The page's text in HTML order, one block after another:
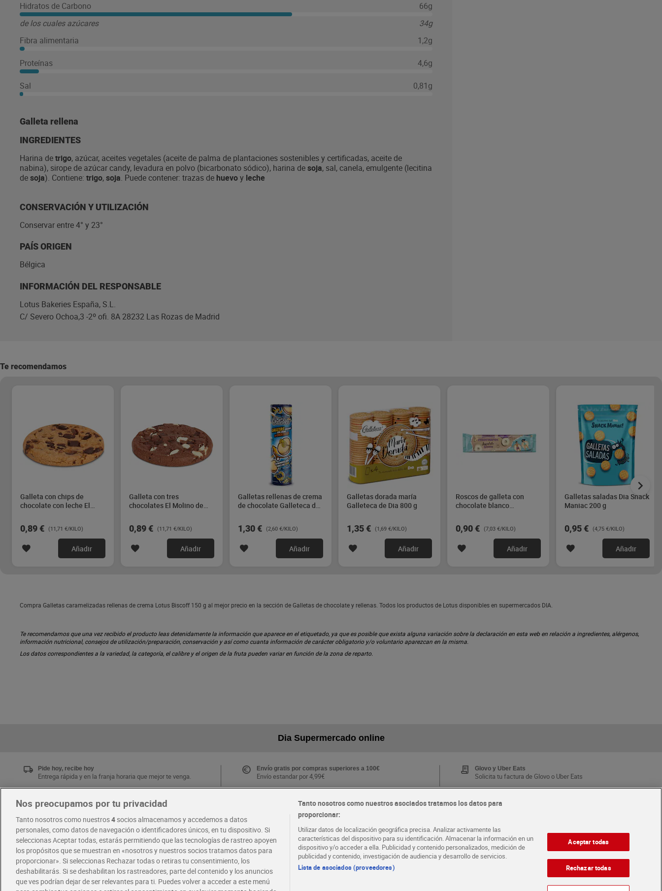
Hidratos de Carbono
66g
de los cuales azúcares
34g
Fibra alimentaria
1,2g
Proteínas 4,6g
Sal 0,81g
Galleta rellena
INGREDIENTES
Harina detrigo, azúcar, aceites vegetales (aceite de palma de plantaciones sostenibles y certificadas, aceite de
nabina), sirope de azúcar candy, levadura en polvo (bicarbonato sódico), harina desoja, sal, canela, emulgente (lecitina
desoja). Contiene: trigo,soja. Puede contener: trazas de huevoy leche
CONSERVACIÓN Y UTILIZACIÓN
Conservar entre 4° y 23°
PAÍS ORIGEN
Bélgica
INFORMACIÓN DEL RESPONSABLE
Lotus Bakeries España, S.L.
C/ Severo Ochoa,3 -2º ofi. 8A 28232 Las Rozas de Madrid
Te recomendamos
Galleta con chips de
chocolate con leche El
0,89 € (11,71 €/KILO)
Añadir
Galleta con tres
chocolates El Molino de
0,89 € (11,71 €/KILO)
Añadir
Galletas rellenas de crema
de chocolate Galleteca de
1,30 € (2,60 €/KILO)
Añadir
Galletas dorada maría
Galleteca de Dia 800 g
1,35 € (1,69 €/KILO)
Añadir
Roscos de galleta con
chocolate blanco
Dia 128 g
0,90 € (7,03 €/KILO)
Añadir
Galletas saladas Dia Snack
Maniac 200 g
0,95 € (4,75 €/KILO)
Añadir
Compra Galletas caramelizadas rellenas de crema Lotus Biscoff 150 g al mejor precio en la sección de Galletas de chocolate y rellenas. Todos los productos de Lotus disponibles en supermercados DIA.
Te recomendamos que una vez recibido el producto leas detenidamente la información que aparece en el etiquetado, ya que es posible que exista alguna variación sobre la declaración en esta web en relación a ingredientes, alérgenos,
información nutricional, consejos de utilización/preparación, conservación y así como cuanta información de carácter obligatorio y/o voluntario aparezcan en la misma.
Los datos correspondientes a la variedad, la categoría, el calibre y el origen de la fruta pueden variar en función de la zona de reparto.
Dia Supermercado online
Pide hoy, recibe hoy
Entrega rápida y en la franja horaria que mejor te venga.
Envío gratis por compras superiores a 100€
Envío estandar por 4,99€
Glovo y Uber Eats
Solicita tu factura de Glovo o Uber Eats
Disfruta las ventajas y ofertas exclusivas.
Descárgate la APP Dia
Folletos y Tiendas
cercana
¡Solicita tu tarjeta de crédito aquí!
RECETAS · COMER MEJOR CADA DIA · EMPLEO
Nos preocupamos por tu privacidad
Tanto nosotros como nuestros4socios almacenamos y accedemos a datos
personales, como datos de navegación o identificadores únicos, en tu dispositivo. Si
seleccionas Aceptar todas, estarás permitiendo que las tecnologías de rastreo apoyen
los propósitos que se muestran en «nosotros y nuestros socios tratamos datos para
proporcionar». Si seleccionas Rechazar todas o retiras tu consentimiento, los
deshabilitarás. Si se deshabilitan los rastreadores, parte del contenido y los anuncios
que ves podrían dejar de ser relevantes para ti. Puedes volver a acceder a este menú
Tanto nosotros como nuestros asociados tratamos los datos para
proporcionar:
Utilizar datos de localización geográfica precisa. Analizar activamente las
características del dispositivo para su identificación. Almacenar la información en un
dispositivo y/o acceder a ella. Publicidad y contenido personalizados, medición de
publicidad y contenido, investigación de audiencia y desarrollo de servicios.
Lista de asociados (proveedores)
Aceptar todas
Rechazar todas